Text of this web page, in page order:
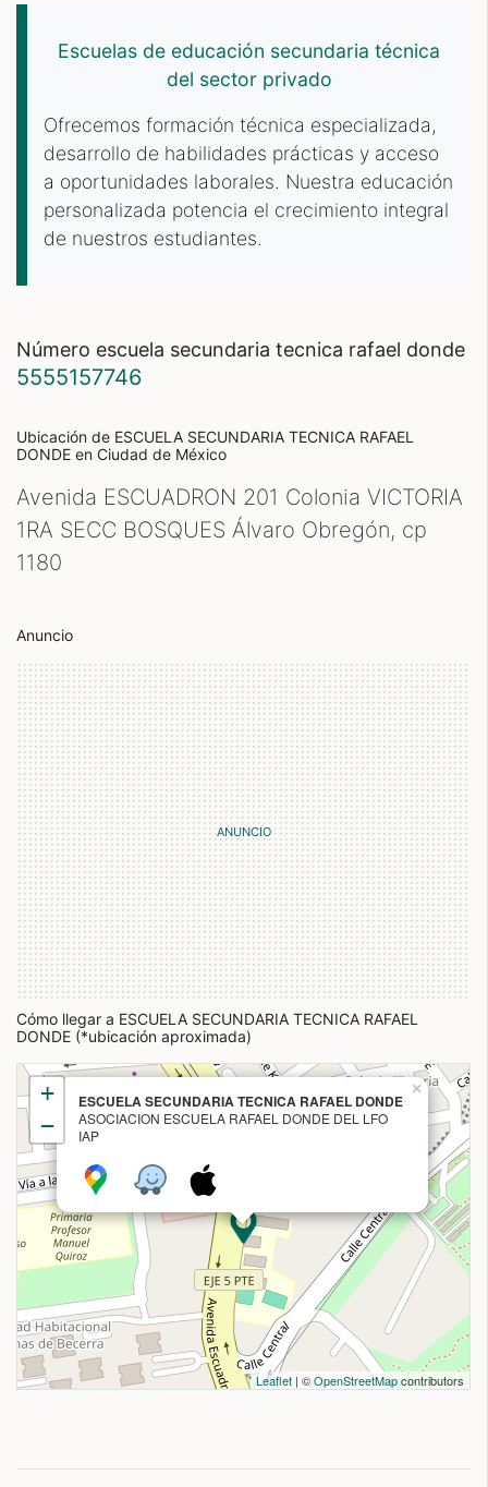
Escuelas de educación secundaria técnica
del sector privado
Ofrecemos formación técnica especializada,
desarrollo de habilidades prácticas y acceso
a oportunidades laborales. Nuestra educación
personalizada potencia el crecimiento integral
de nuestros estudiantes.
número escuela secundaria tecnica rafael donde
5555157746
Ubicación de ESCUELA SECUNDARIA TECNICA RAFAEL
DONDE en Ciudad de México
Avenida ESCUADRON 201 Colonia VICTORIA
1RA SECC BOSQUES Álvaro Obregón, cp
1180
Anuncio
Cómo llegar a ESCUELA SECUNDARIA TECNICA RAFAEL
DONDE (*ubicación aproximada)
ESCUELA SECUNDARIA TECNICA RAFAEL DONDE
ASOCIACION ESCUELA RAFAEL DONDE DEL LFO
IAP
×
+
−
Leaflet | ©OpenStreetMapcontributors